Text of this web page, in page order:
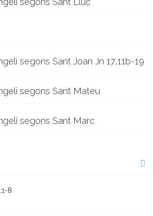
segons Sant Joan Jn 17,11b-19
segons Sant Mateu
segons Sant Marc
8